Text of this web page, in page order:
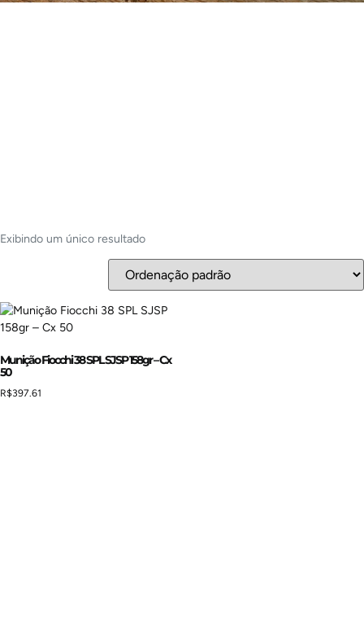
Exibindo um único resultado
Munição Fiocchi 38 SPL SJSP 158gr – Cx
50
R$397.61